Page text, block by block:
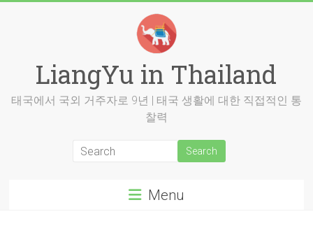
LiangYu in Thailand
태국에서 국외 거주자로 9년 | 태국 생활에 대한 직접적인 통
찰력
Menu